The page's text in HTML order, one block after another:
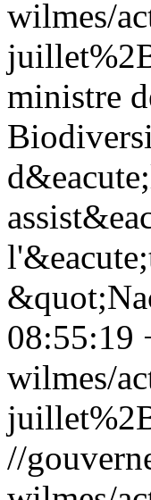
wilmes/
ministre
08:55:19
wilmes/
//